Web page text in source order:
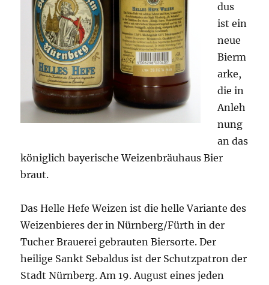
dus
ist ein
neue
Bierm
arke,
die in
Anleh
nung
an das
königlich bayerische Weizenbräuhaus Bier
braut.
Das Helle Hefe Weizen ist die helle Variante des
Weizenbieres der in Nürnberg/Fürth in der
Tucher Brauerei gebrauten Biersorte. Der
heilige Sankt Sebaldus ist der Schutzpatron der
Stadt Nürnberg. Am 19. August eines jeden